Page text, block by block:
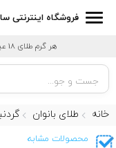
فروشگاه اینترنتی
هر گرم طلای 18 عیار:
خانه طلای بانوان
محصولات مشابه